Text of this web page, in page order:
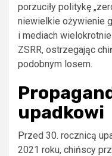
porzuciły politykę
niewielkie ożywienie
i mediach
ZSRR, ostrzegając
podobnym losem.
upadkowi
Przed 30. rocznicą
2021 roku, chińscy